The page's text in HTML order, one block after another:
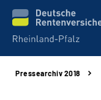
Pressearchiv 2018